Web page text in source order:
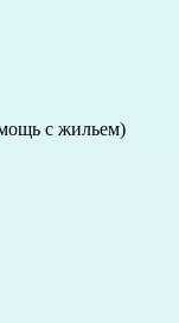
с жильем)